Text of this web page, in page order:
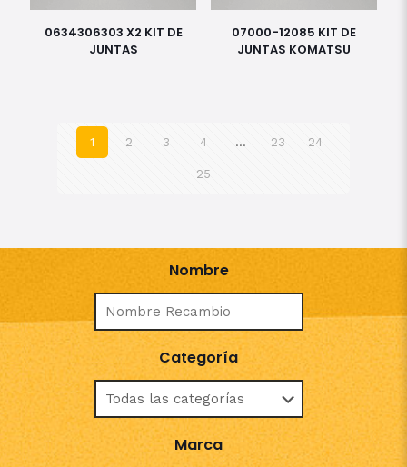
0634306303 X2 KIT DE
JUNTAS
07000-12085 KIT DE
JUNTAS KOMATSU
1 2 3 4 … 23 24
25
Nombre
Categoría
Marca